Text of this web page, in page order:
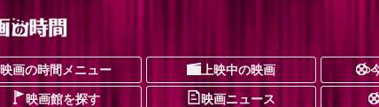
映画の時間メニュー 上映中の映画
映画館を探す 映画ニュース